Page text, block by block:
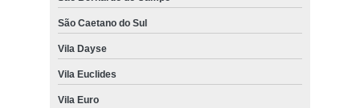
São Caetano do Sul
Vila Dayse
Vila Euclides
Vila Euro